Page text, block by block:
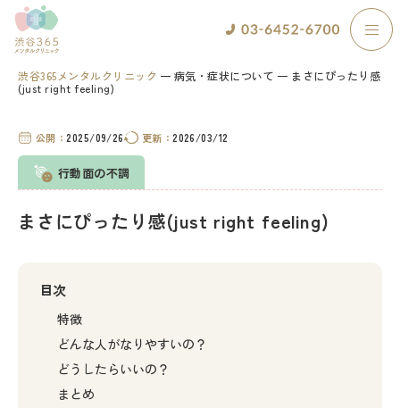
渋谷365メンタルクリニック 病気・症状について
まさにぴったり感
(just right feeling)
公開：2025/09/26 更新：2026/03/12
行動面の不調
まさにぴったり感(just right feeling)
目次
特徴
どんな人がなりやすいの？
どうしたらいいの？
まとめ